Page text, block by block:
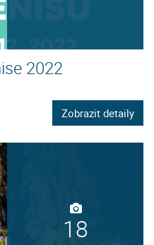
2022
Zobrazit detaily
18